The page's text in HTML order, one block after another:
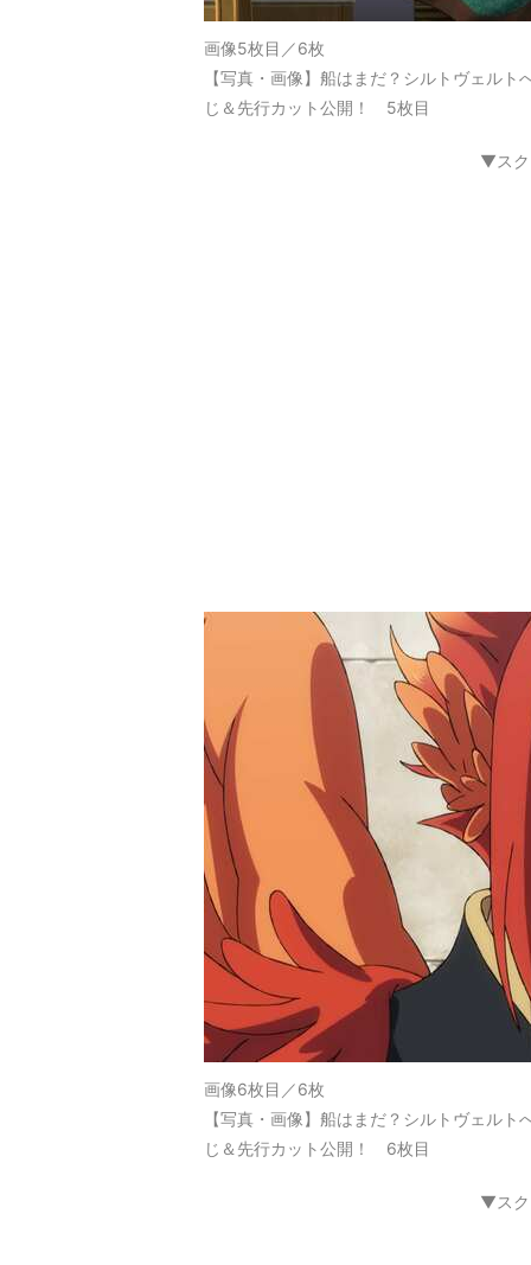
画像5枚目／6枚
【写真・画像】船はまだ？シルトヴェル
じ＆先行カット公開！ 5枚目
▼スク
画像6枚目／6枚
【写真・画像】船はまだ？シルトヴェル
じ＆先行カット公開！ 6枚目
▼スク